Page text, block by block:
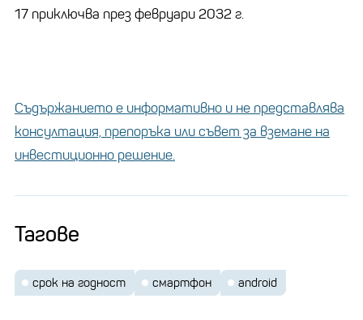
17 приключва през февруари 2032 г.
Съдържанието е информативно и не представлява
консултация, препоръка или съвет за вземане на
инвестиционно решение.
Тагове
срок на годност смартфон android